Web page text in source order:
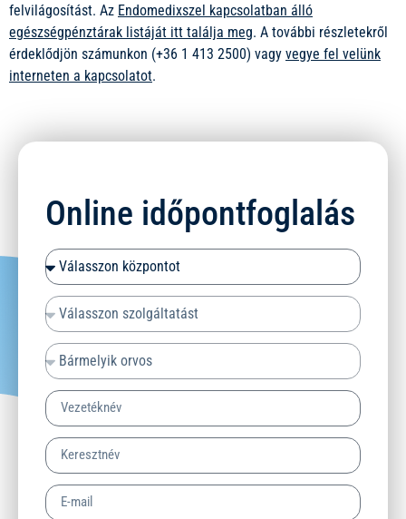
felvilágosítást. Az Endomedixszel kapcsolatban álló
egészségpénztárak listáját itt találja meg. A további részletekről
érdeklődjön számunkon (+36 1 413 2500) vagy vegye fel velünk
interneten a kapcsolatot.
Online időpontfoglalás